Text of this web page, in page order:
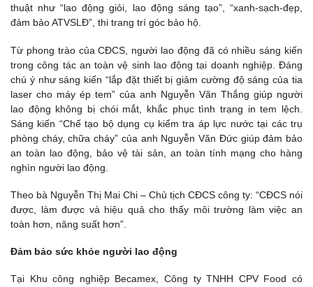
thuật như “lao động giỏi, lao động sáng tạo”, “xanh-sạch-đẹp,
đảm bảo ATVSLĐ”, thi trang trí góc bảo hộ.
Từ phong trào của CĐCS, người lao động đã có nhiều sáng kiến
trong công tác an toàn vệ sinh lao động tại doanh nghiệp. Đáng
chú ý như sáng kiến “lắp đặt thiết bị giảm cường độ sáng của tia
laser cho máy ép tem” của anh Nguyễn Văn Thắng giúp người
lao động không bị chói mắt, khắc phục tình trạng in tem lệch.
Sáng kiến “Chế tạo bộ dụng cụ kiểm tra áp lực nước tại các trụ
phòng cháy, chữa cháy” của anh Nguyễn Văn Đức giúp đảm bảo
an toàn lao động, bảo vệ tài sản, an toàn tính mạng cho hàng
nghìn người lao động.
Theo bà Nguyễn Thị Mai Chi – Chủ tịch CĐCS công ty: “CĐCS nói
được, làm được và hiệu quả cho thấy môi trường làm việc an
toàn hơn, năng suất hơn”.
Đảm bảo sức khỏe người lao động
Tại Khu công nghiệp Becamex, Công ty TNHH CPV Food có